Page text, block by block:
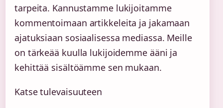
tarpeita. Kannustamme lukijoitamme
kommentoimaan artikkeleita ja jakamaan
ajatuksiaan sosiaalisessa mediassa. Meille
on tärkeää kuulla lukijoidemme ääni ja
kehittää sisältöämme sen mukaan.
Katse tulevaisuuteen